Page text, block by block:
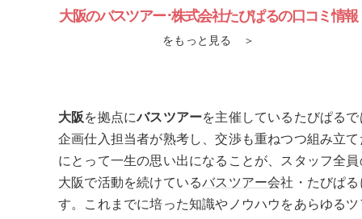
大阪のバスツアー･株式会社たびぱるの口コミ情報
をもっと見る ＞
大阪を拠点にバスツアーを主催しているたびぱる
企画仕入担当者が熟考し、交渉も重ねつつ組み立
にとって一生の思い出になることが、スタッフ全員
大阪で活動を続けているバスツアー会社・たびぱ
す。これまでに培った知識やノウハウをあらゆる